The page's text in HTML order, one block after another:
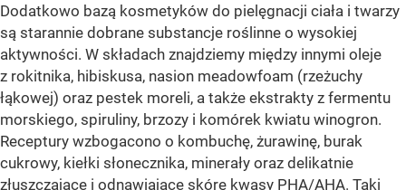
Dodatkowo bazą kosmetyków do pielęgnacji ciała i twarzy
są starannie dobrane substancje roślinne o wysokiej
aktywności. W składach znajdziemy między innymi oleje
z rokitnika, hibiskusa, nasion meadowfoam (rzeżuchy
łąkowej) oraz pestek moreli, a także ekstrakty z fermentu
morskiego, spiruliny, brzozy i komórek kwiatu winogron.
Receptury wzbogacono o kombuchę, żurawinę, burak
cukrowy, kiełki słonecznika, minerały oraz delikatnie
złuszczające i odnawiające skórę kwasy PHA/AHA. Taki